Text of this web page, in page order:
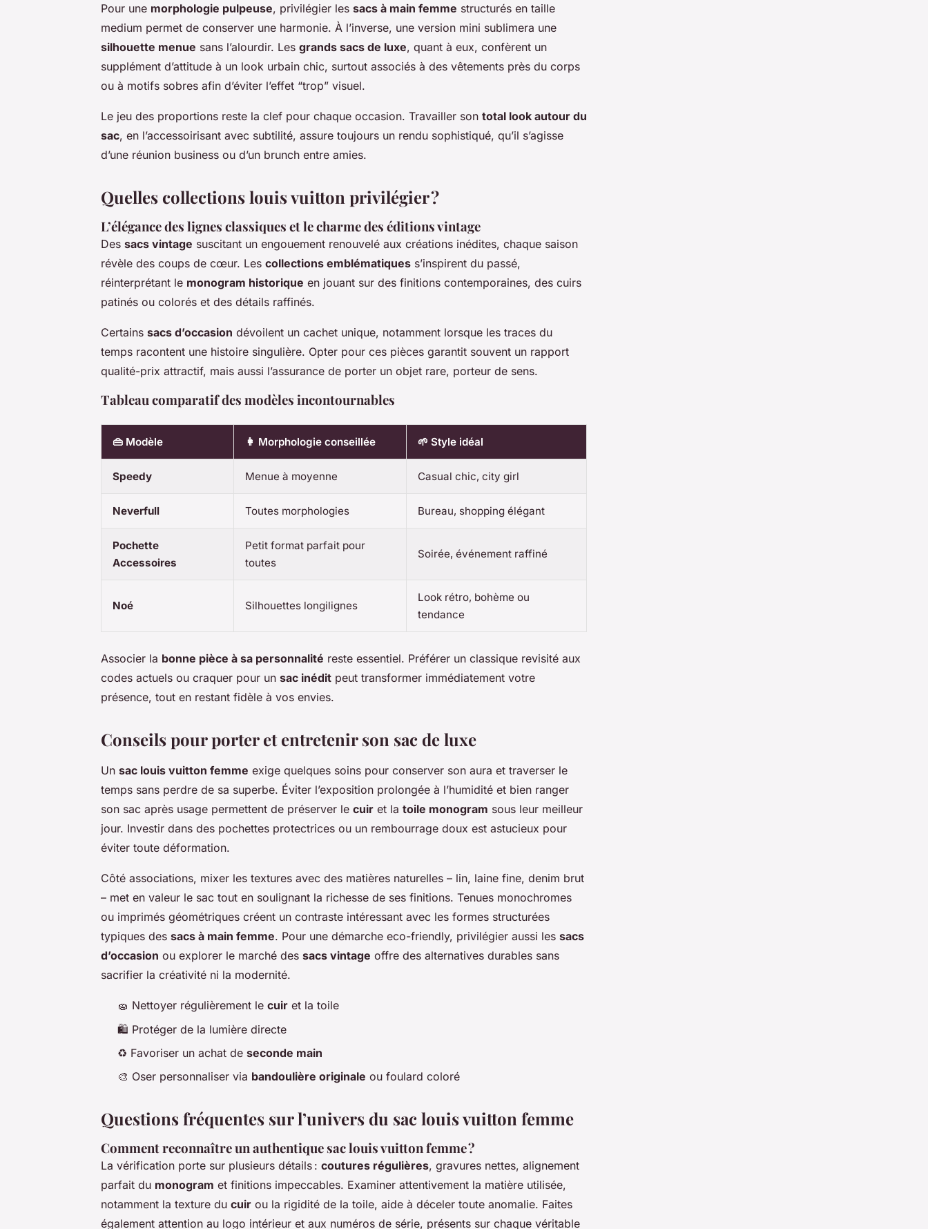
Pour une morphologie pulpeuse, privilégier les sacs à main femme structurés en taille
medium permet de conserver une harmonie. À l’inverse, une version mini sublimera une
silhouette menue sans l’alourdir. Les grands sacs de luxe, quant à eux, confèrent un
supplément d’attitude à un look urbain chic, surtout associés à des vêtements près du corps
ou à motifs sobres afin d’éviter l’effet “trop” visuel.
Le jeu des proportions reste la clef pour chaque occasion. Travailler son total look autour du
sac, en l’accessoirisant avec subtilité, assure toujours un rendu sophistiqué, qu’il s’agisse
d’une réunion business ou d’un brunch entre amies.
Quelles collections louis vuitton privilégier ?
L’élégance des lignes classiques et le charme des éditions vintage
Des sacs vintage suscitant un engouement renouvelé aux créations inédites, chaque saison
révèle des coups de cœur. Les collections emblématiques s’inspirent du passé,
réinterprétant le monogram historique en jouant sur des finitions contemporaines, des cuirs
patinés ou colorés et des détails raffinés.
Certains sacs d’occasion dévoilent un cachet unique, notamment lorsque les traces du
temps racontent une histoire singulière. Opter pour ces pièces garantit souvent un rapport
qualité-prix attractif, mais aussi l’assurance de porter un objet rare, porteur de sens.
Tableau comparatif des modèles incontournables
👜 Modèle 👩 Morphologie conseillée 🌱 Style idéal
Speedy Menue à moyenne Casual chic, city girl
Neverfull Toutes morphologies Bureau, shopping élégant
Pochette
Accessoires
Petit format parfait pour
toutes
Soirée, événement raffiné
Noé Silhouettes longilignes
Look rétro, bohème ou
tendance
Associer la bonne pièce à sa personnalité reste essentiel. Préférer un classique revisité aux
codes actuels ou craquer pour un sac inédit peut transformer immédiatement votre
présence, tout en restant fidèle à vos envies.
Conseils pour porter et entretenir son sac de luxe
Un sac louis vuitton femme exige quelques soins pour conserver son aura et traverser le
temps sans perdre de sa superbe. Éviter l’exposition prolongée à l’humidité et bien ranger
son sac après usage permettent de préserver le cuir et la toile monogram sous leur meilleur
jour. Investir dans des pochettes protectrices ou un rembourrage doux est astucieux pour
éviter toute déformation.
Côté associations, mixer les textures avec des matières naturelles – lin, laine fine, denim brut
– met en valeur le sac tout en soulignant la richesse de ses finitions. Tenues monochromes
ou imprimés géométriques créent un contraste intéressant avec les formes structurées
typiques des sacs à main femme. Pour une démarche eco-friendly, privilégier aussi les sacs
d’occasion ou explorer le marché des sacs vintage offre des alternatives durables sans
sacrifier la créativité ni la modernité.
🧽 Nettoyer régulièrement le cuir et la toile
🛍 Protéger de la lumière directe
♻️ Favoriser un achat de seconde main
🎨 Oser personnaliser via bandoulière originale ou foulard coloré
Questions fréquentes sur l’univers du sac louis vuitton femme
Comment reconnaître un authentique sac louis vuitton femme ?
La vérification porte sur plusieurs détails : coutures régulières, gravures nettes, alignement
parfait du monogram et finitions impeccables. Examiner attentivement la matière utilisée,
notamment la texture du cuir ou la rigidité de la toile, aide à déceler toute anomalie. Faites
également attention au logo intérieur et aux numéros de série, présents sur chaque véritable